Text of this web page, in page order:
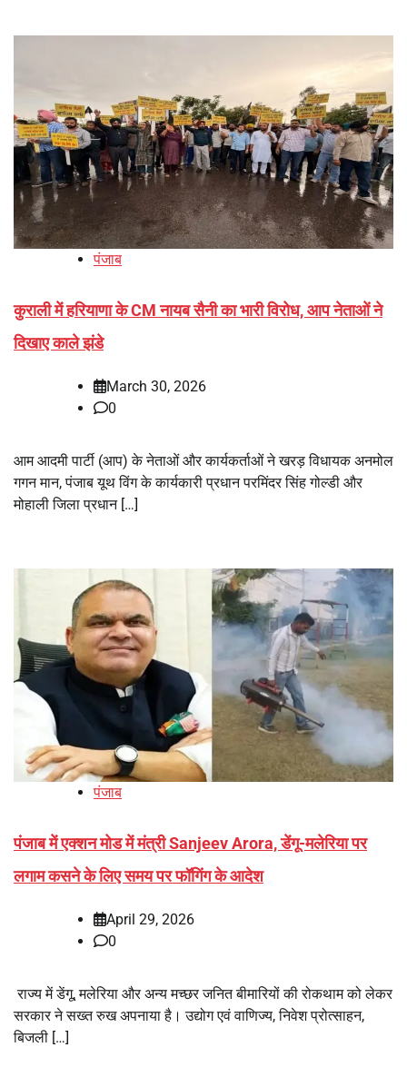
पंजाब
कुराली में हरियाणा के CM नायब सैनी का भारी विरोध, आप नेताओं ने
दिखाए काले झंडे
March 30, 2026
0
आम आदमी पार्टी (आप) के नेताओं और कार्यकर्ताओं ने खरड़ विधायक अनमोल
गगन मान, पंजाब यूथ विंग के कार्यकारी प्रधान परमिंदर सिंह गोल्डी और
मोहाली जिला प्रधान […]
पंजाब
पंजाब में एक्शन मोड में मंत्री Sanjeev Arora, डेंगू-मलेरिया पर
लगाम कसने के लिए समय पर फॉगिंग के आदेश
April 29, 2026
0
राज्य में डेंगू, मलेरिया और अन्य मच्छर जनित बीमारियों की रोकथाम को लेकर
सरकार ने सख्त रुख अपनाया है। उद्योग एवं वाणिज्य, निवेश प्रोत्साहन,
बिजली […]